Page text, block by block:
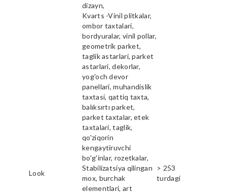
dizayn,
Look
Kvarts -Vinil plitkalar,
ombor taxtalari,
bordyuralar, vinil pollar,
geometrik parket,
taglik astarlari, parket
astarlari, dekorlar,
yog'och devor
panellari, muhandislik
taxtasi, qattiq taxta,
balıksırtı parket,
parket taxtalar, etek
taxtalari, taglik,
qo'ziqorin
kengaytiruvchi
bo'g'inlar, rozetkalar,
Stabilizatsiya qilingan
mox, burchak
elementlari, art
> 253
turdagi